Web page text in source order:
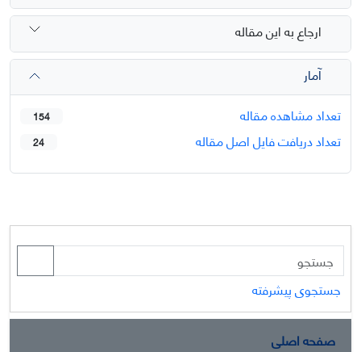
ارجاع به این مقاله
آمار
تعداد مشاهده مقاله
154
تعداد دریافت فایل اصل مقاله 24
جستجوی پیشرفته
صفحه اصلی